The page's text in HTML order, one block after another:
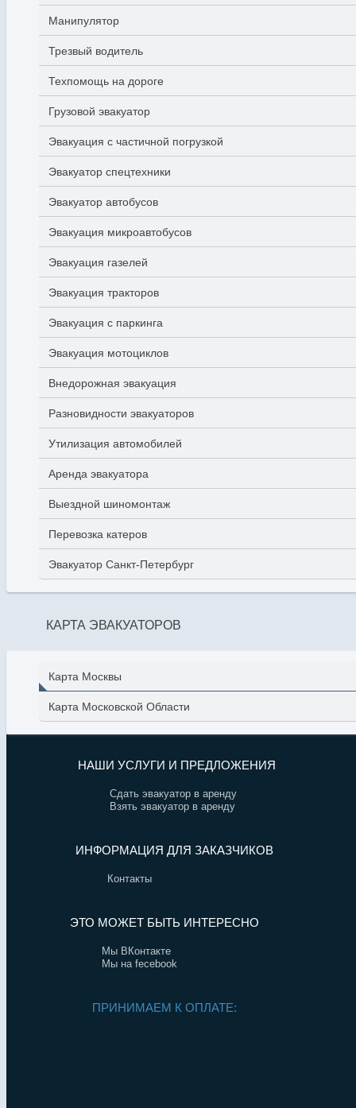
Манипулятор
Трезвый водитель
Техпомощь на дороге
Грузовой эвакуатор
Эвакуация с частичной погрузкой
Эвакуатор спецтехники
Эвакуатор автобусов
Эвакуация микроавтобусов
Эвакуация газелей
Эвакуация тракторов
Эвакуация с паркинга
Эвакуация мотоциклов
Внедорожная эвакуация
Разновидности эвакуаторов
Утилизация автомобилей
Аренда эвакуатора
Выездной шиномонтаж
Перевозка катеров
Эвакуатор Санкт-Петербург
КАРТА ЭВАКУАТОРОВ
Карта Москвы
Карта Московской Области
НАШИ УСЛУГИ И ПРЕДЛОЖЕНИЯ
Сдать эвакуатор в аренду
Взять эвакуатор в аренду
ИНФОРМАЦИЯ ДЛЯ ЗАКАЗЧИКОВ
Контакты
ЭТО МОЖЕТ БЫТЬ ИНТЕРЕСНО
Мы ВКонтакте
Мы на fecebook
ПРИНИМАЕМ К ОПЛАТЕ: